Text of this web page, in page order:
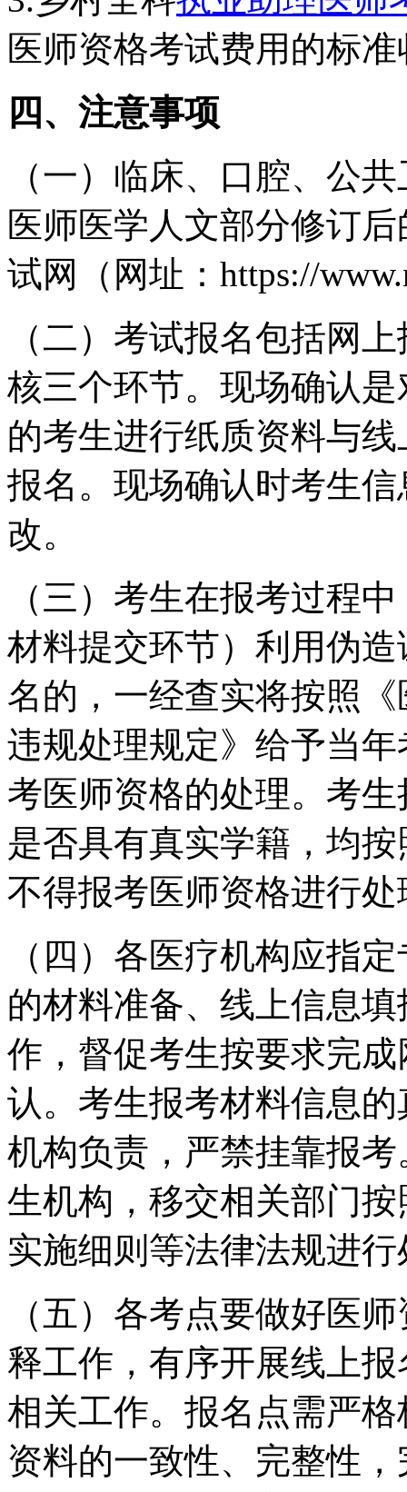
医师资格考试费用的标
四、注意事项
（一）临床、口腔、公
医师医学人文部分修订
试网（网址：https://
（二）考试报名包括网
核三个环节。现场确认
的考生进行纸质资料与
报名。现场确认时考生
改。
（三）考生在报考过程
材料提交环节）利用伪
名的，一经查实将按照
违规处理规定》给予当
考医师资格的处理。考
是否具有真实学籍，均
不得报考医师资格进行处
（四）各医疗机构应指
的材料准备、线上信息
作，督促考生按要求完
认。考生报考材料信息
机构负责，严禁挂靠报
生机构，移交相关部门
实施细则等法律法规进行
（五）各考点要做好医
释工作，有序开展线上
相关工作。报名点需严
资料的一致性、完整性